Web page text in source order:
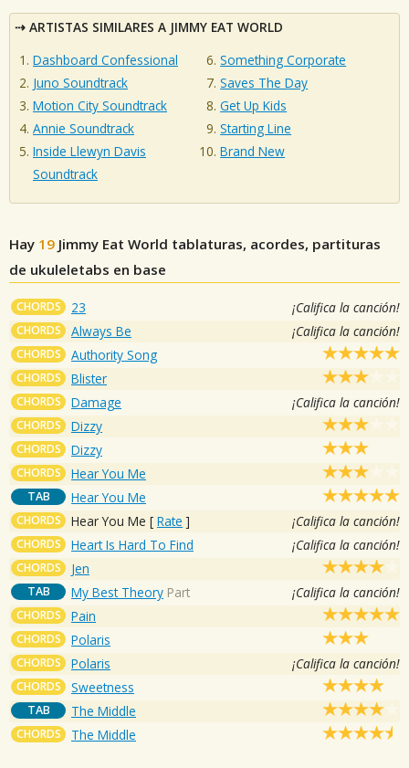
ARTISTAS SIMILARES A JIMMY EAT WORLD
Dashboard Confessional
Juno Soundtrack
Motion City Soundtrack
Annie Soundtrack
Inside Llewyn Davis
Soundtrack
Something Corporate
Saves The Day
Get Up Kids
Starting Line
Brand New
Hay 19 Jimmy Eat World tablaturas, acordes, partituras
de ukuleletabs en base
CHORDS 23 ¡Califica la canción!
CHORDS Always Be ¡Califica la canción!
CHORDS Authority Song
CHORDS Blister
CHORDS Damage ¡Califica la canción!
CHORDS Dizzy
CHORDS Dizzy
CHORDS Hear You Me
TAB Hear You Me
CHORDS Hear You Me [ Rate ] ¡Califica la canción!
CHORDS Heart Is Hard To Find ¡Califica la canción!
CHORDS Jen
TAB My Best Theory Part ¡Califica la canción!
CHORDS Pain
CHORDS Polaris
CHORDS Polaris ¡Califica la canción!
CHORDS Sweetness
TAB The Middle
CHORDS The Middle